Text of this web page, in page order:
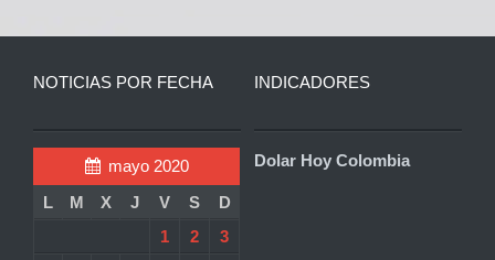
NOTICIAS POR FECHA
mayo 2020
L
M X J V S
D
1
2
3
INDICADORES
Dolar Hoy Colombia